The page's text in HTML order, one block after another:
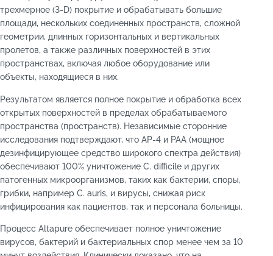
трехмерное (3-D) покрытие и обрабатывать большие
площади, нескольких соединенных пространств, сложной
геометрии, длинных горизонтальных и вертикальных
пролетов, а также различных поверхностей в этих
пространствах, включая любое оборудование или
объекты, находящиеся в них.
Результатом является полное покрытие и обработка всех
открытых поверхностей в пределах обрабатываемого
пространства (пространств). Независимые сторонние
исследования подтверждают, что AP-4 и PAA (мощное
дезинфицирующее средство широкого спектра действия)
обеспечивают 100% уничтожение C. difficile и других
патогенных микроорганизмов, таких как бактерии, споры,
грибки, например C. auris, и вирусы, снижая риск
инфицирования как пациентов, так и персонала больницы.
Процесс Altapure обеспечивает полное уничтожение
вирусов, бактерий и бактериальных спор менее чем за 10